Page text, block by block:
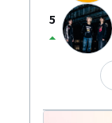
5
arrow_drop_up